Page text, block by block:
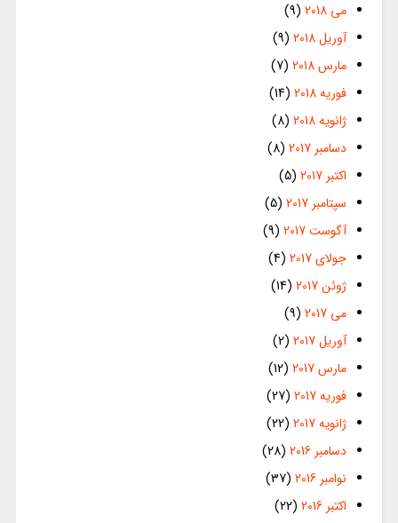
می 2018
(9)
آوریل 2018
(9)
مارس 2018
(7)
فوریه 2018
(14)
ژانویه 2018
(8)
دسامبر 2017
(8)
اکتبر 2017
(5)
سپتامبر 2017
(5)
آگوست 2017
(9)
جولای 2017
(4)
ژوئن 2017
(14)
می 2017
(9)
آوریل 2017
(2)
مارس 2017
(12)
فوریه 2017
(27)
ژانویه 2017
(22)
دسامبر 2016
(28)
نوامبر 2016
(37)
اکتبر 2016
(22)